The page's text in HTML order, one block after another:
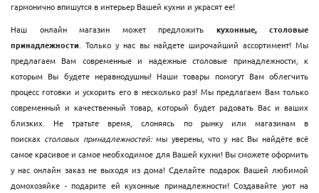
гармонично впишутся в интерьер Вашей кухни и украсят ее!
Наш онлайн магазин может предложить кухонные, столовые
принадлежности. Только у нас вы найдете широчайший ассортимент! Мы
предлагаем Вам современные и надежные столовые принадлежности, к
которым Вы будете неравнодушны! Наши товары помогут Вам облегчить
процесс готовки и ускорить его в несколько раз! Мы предлагаем Вам только
современный и качественный товар, который будет радовать Вас и ваших
близких. Не тратьте время, слоняясь по рынку или магазинам в
поисках столовых принадлежностей:мы уверены, что у нас Вы найдёте всё
самое красивое и самое необходимое для Вашей кухни! Вы сможете оформить
у нас онлайн заказ не выходя из дома! Сделайте подарок Вашей любимой
домохозяйке - подарите ей кухонные принадлежности! Создавайте уют на